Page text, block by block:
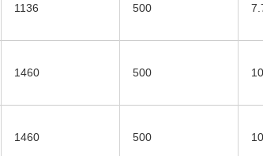
1136 500
1460 500
1460 500